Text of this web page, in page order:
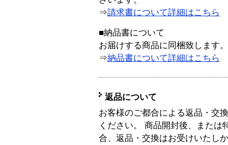
⇒請求書について詳細はこちら
■納品書について
お届けする商品に同梱致します。
⇒納品書について詳細はこちら
返品について
お客様のご都合による返品・交
ください。 商品開封後、または
合、返品・交換はお受けいたし